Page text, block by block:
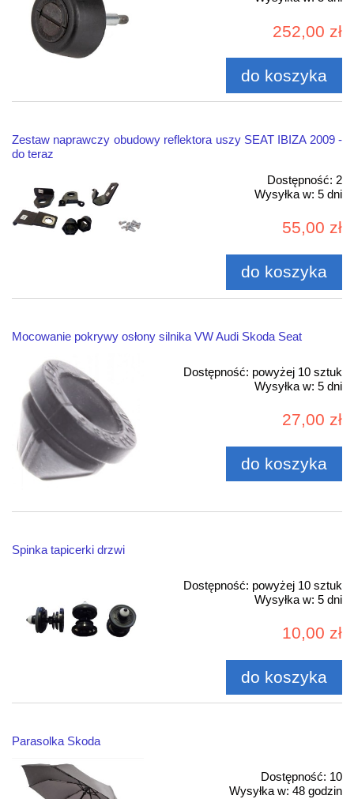
252,00 zł
do koszyka
Zestaw naprawczy obudowy reflektora uszy SEAT IBIZA 2009 -
do teraz
Dostępność: 2
Wysyłka w: 5 dni
55,00 zł
do koszyka
Mocowanie pokrywy osłony silnika VW Audi Skoda Seat
Dostępność: powyżej 10 sztuk
Wysyłka w: 5 dni
27,00 zł
do koszyka
Spinka tapicerki drzwi
Dostępność: powyżej 10 sztuk
Wysyłka w: 5 dni
10,00 zł
do koszyka
Parasolka Skoda
Dostępność: 10
Wysyłka w: 48 godzin